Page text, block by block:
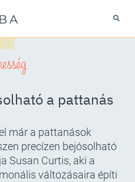
a pattanás
már a pattanások
precízen bejósolható
Susan Curtis, aki a
változásaira építi